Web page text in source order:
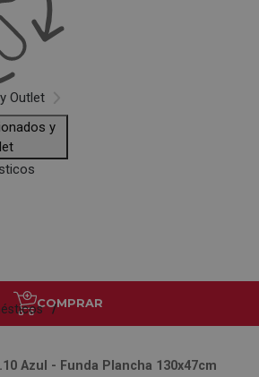
Outlet
y
COMPRAR
Azul - Funda Plancha 130x47cm